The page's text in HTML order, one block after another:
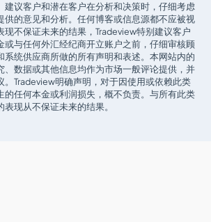
建议客户和潜在客户在分析和决策时，仔细考虑
供的意见和分析。任何博客或信息源都不应被视
现不保证未来的结果，Tradeview特别建议客户
或与任何外汇经纪商开立账户之前，仔细审核顾
系统供应商所做的所有声明和表述。本网站内的
、数据或其他信息均作为市场一般评论提供，并
。Tradeview明确声明，对于因使用或依赖此类
的任何本金或利润损失，概不负责。与所有此类
现从不保证未来的结果。